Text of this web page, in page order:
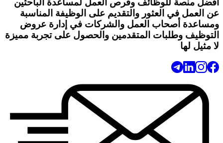
أفضل منصة للوظائف وفرص العمل لمساعدة الباحثين
عن العمل في العثور والتقديم على الوظيفة المناسبة
ومساعدة أصحاب العمل والشركات في إدارة عروض
التوظيف وطلبات المتقدمين والحصول على تجربة مميزة
لا مثيل لها